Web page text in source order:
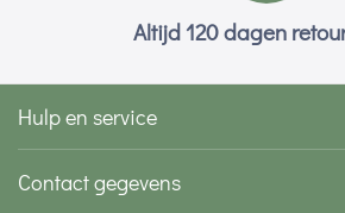
Altijd 120 dagen
Hulp en service
Contact gegevens